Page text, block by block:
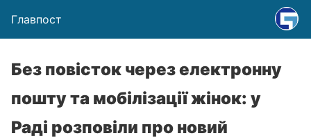
Главпост
Без повісток через електронну
пошту та мобілізації жінок: у
Раді розповіли про новий